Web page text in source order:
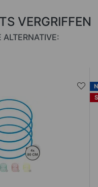
VERGRIFFEN
ALTERNATIVE: